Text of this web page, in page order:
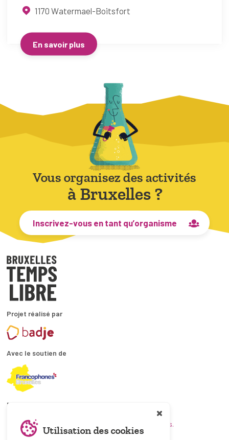
1170 Watermael-Boitsfort
En savoir plus
Vous organisez des activités
à Bruxelles ?
Inscrivez-vous en tant qu’organisme
Projet réalisé par
Avec le soutien de
En collaboration avec
et les coordinations ATL bruxelloises.
Utilisation des cookies